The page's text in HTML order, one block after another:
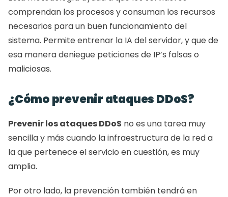
comprendan los procesos y consuman los recursos
necesarios para un buen funcionamiento del
sistema. Permite entrenar la IA del servidor, y que de
esa manera deniegue peticiones de IP’s falsas o
maliciosas.
¿Cómo prevenir ataques DDoS?
Prevenir los ataques DDoS no es una tarea muy
sencilla y más cuando la infraestructura de la red a
la que pertenece el servicio en cuestión, es muy
amplia.
Por otro lado, la prevención también tendrá en